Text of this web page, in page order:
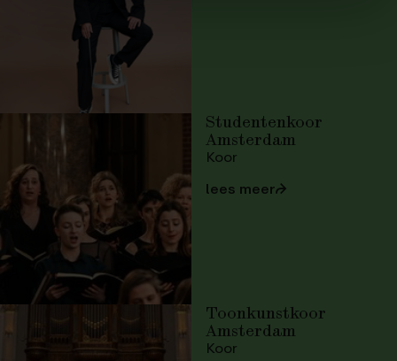
Studentenkoor
Amsterdam
Koor
lees meer⮫
Toonkunstkoor
Amsterdam
Koor